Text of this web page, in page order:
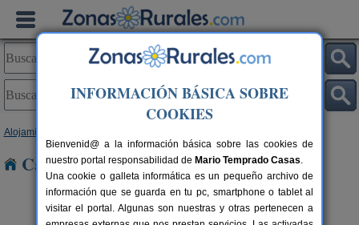
Alojamientos
Casas Rurales cerca de Coy
INFORMACIÓN BÁSICA SOBRE
COOKIES
Bienvenid@ a la información básica sobre las cookies de
nuestro portal responsabilidad de Mario Temprado Casas.
Una cookie o galleta informática es un pequeño archivo de
información que se guarda en tu pc, smartphone o tablet al
visitar el portal. Algunas son nuestras y otras pertenecen a